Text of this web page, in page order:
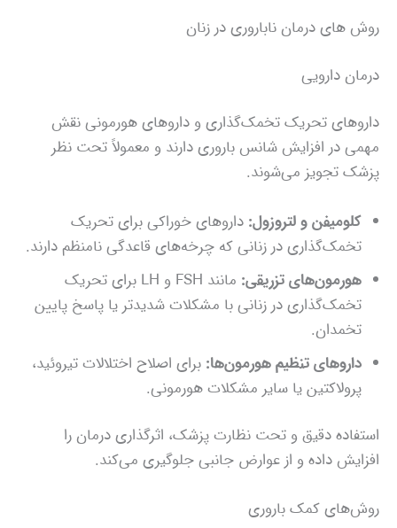
روش‌ های درمان ناباروری در زنان
درمان دارویی
داروهای تحریک تخمک‌گذاری و داروهای هورمونی نقش
مهمی در افزایش شانس باروری دارند و معمولاً تحت نظر
پزشک تجویز می‌شوند.
کلومیفن و لتروزول: داروهای خوراکی برای تحریک
تخمک‌گذاری در زنانی که چرخه‌های قاعدگی نامنظم دارند.
هورمون‌های تزریقی:
مانند FSH و LH برای تحریک
تخمک‌گذاری در زنانی با مشکلات شدیدتر یا پاسخ پایین
تخمدان.
داروهای تنظیم هورمون‌ها: برای اصلاح اختلالات تیروئید،
پرولاکتین یا سایر مشکلات هورمونی.
استفاده دقیق و تحت نظارت پزشک، اثرگذاری درمان را
افزایش داده و از عوارض جانبی جلوگیری می‌کند.
روش‌های کمک باروری